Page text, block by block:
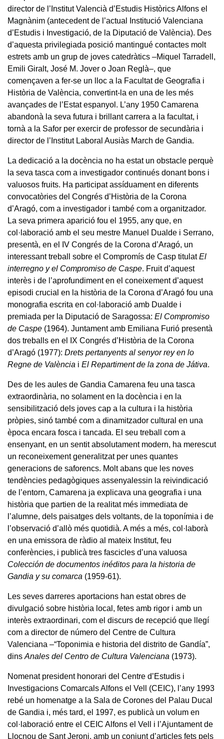
director de l’Institut Valencià d’Estudis Històrics Alfons el
Magnànim (antecedent de l’actual Institució Valenciana
d’Estudis i Investigació, de la Diputació de València). Des
d’aquesta privilegiada posició mantingué contactes molt
estrets amb un grup de joves catedràtics –Miquel Tarradell,
Emili Giralt, José M. Jover o Joan Reglà–, que
començaven a fer-se un lloc a la Facultat de Geografia i
Història de València, convertint-la en una de les més
avançades de l’Estat espanyol. L’any 1950 Camarena
abandonà la seva futura i brillant carrera a la facultat, i
tornà a la Safor per exercir de professor de secundària i
director de l’Institut Laboral Ausiàs March de Gandia.
La dedicació a la docència no ha estat un obstacle perquè
la seva tasca com a investigador continués donant bons i
valuosos fruits. Ha participat assíduament en diferents
convocatòries del Congrés d’Història de la Corona
d’Aragó, com a investigador i també com a organitzador.
La seva primera aparició fou el 1955, any que, en
col·laboració amb el seu mestre Manuel Dualde i Serrano,
presentà, en el IV Congrés de la Corona d’Aragó, un
interessant treball sobre el Compromís de Casp titulatEl
interregno y el Compromiso de Caspe. Fruit d’aquest
interès i de l’aprofundiment en el coneixement d’aquest
episodi crucial en la història de la Corona d’Aragó fou una
monografia escrita en col·laboració amb Dualde i
premiada per la Diputació de Saragossa: El Compromiso
de Caspe (1964). Juntament amb Emiliana Furió presentà
dos treballs en el IX Congrés d’Història de la Corona
d’Aragó (1977): Drets pertanyents al senyor rey en lo
Regne de València i El Repartiment de la zona de Játiva.
Des de les aules de Gandia Camarena feu una tasca
extraordinària, no solament en la docència i en la
sensibilització dels joves cap a la cultura i la història
pròpies, sinó també com a dinamitzador cultural en una
època encara fosca i tancada. El seu treball com a
ensenyant, en un sentit absolutament modern, ha merescut
un reconeixement generalitzat per unes quantes
generacions de saforencs. Molt abans que les noves
tendències pedagògiques assenyalessin la reivindicació
de l’entorn, Camarena ja explicava una geografia i una
història que partien de la realitat més immediata de
l’alumne, dels paisatges dels voltants, de la toponímia i de
l’observació d’allò més quotidià. A més a més, col·laborà
en una emissora de ràdio al mateix Institut, feu
conferències, i publicà tres fascicles d’una valuosa
Colección de documentos inéditos para la historia de
Gandia y su comarca (1959-61).
Les seves darreres aportacions han estat obres de
divulgació sobre història local, fetes amb rigor i amb un
interès extraordinari, com el discurs de recepció que llegí
com a director de número del Centre de Cultura
Valenciana –“Toponimia e historia del distrito de Gandía”,
dins Anales del Centro de Cultura Valenciana (1973).
Nomenat president honorari del Centre d’Estudis i
Investigacions Comarcals Alfons el Vell (CEIC), l’any 1993
rebé un homenatge a la Sala de Corones del Palau Ducal
de Gandia i, més tard, el 1997, es publicà un volum en
col·laboració entre el CEIC Alfons el Vell i l’Ajuntament de
Llocnou de Sant Jeroni, amb un conjunt d’articles fets pels